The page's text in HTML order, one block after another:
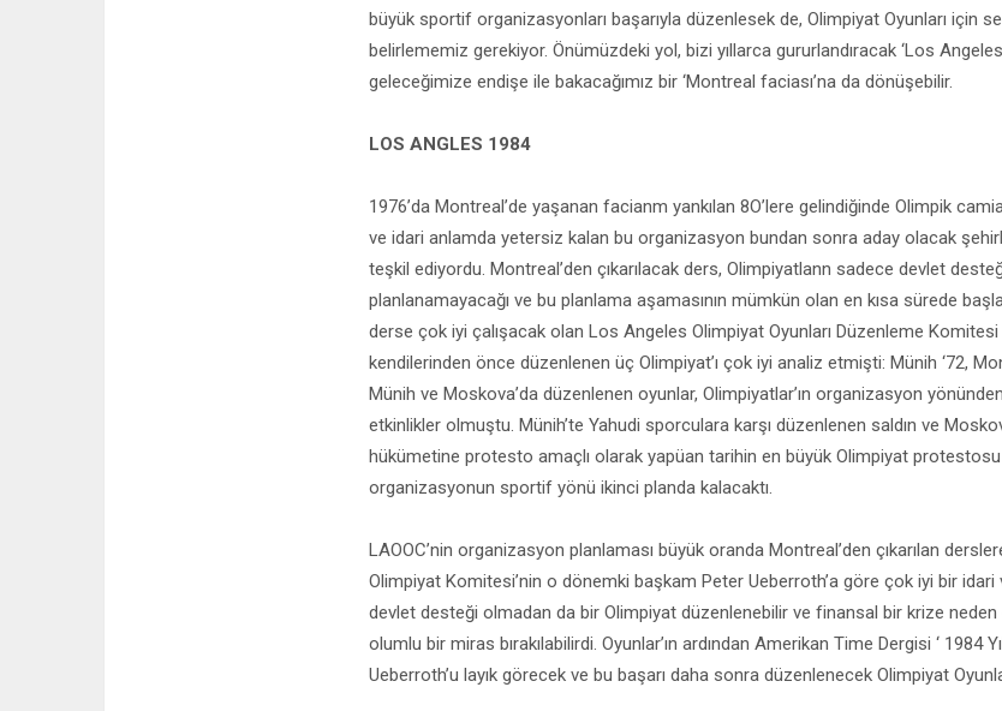
büyük sportif organizasyonları başarıyla düzenlesek de, Olimpiyat Oyunları için
belirlememiz gerekiyor. Önümüzdeki yol, bizi yıllarca gururlandıracak ‘Los
geleceğimize endişe ile bakacağımız bir ‘Montreal faciası’na da dönüşebilir.
LOS ANGLES 1984
1976’da Montreal’de yaşanan facianm yankılan 8O’lere gelindiğinde Olimpik
ve idari anlamda yetersiz kalan bu organizasyon bundan sonra aday olacak
teşkil ediyordu. Montreal’den çıkarılacak ders, Olimpiyatlann sadece devlet
planlanamayacağı ve bu planlama aşamasının mümkün olan en kısa sürede
derse çok iyi çalışacak olan Los Angeles Olimpiyat Oyunları Düzenleme
kendilerinden önce düzenlenen üç Olimpiyat’ı çok iyi analiz etmişti: Münih ‘72,
Münih ve Moskova’da düzenlenen oyunlar, Olimpiyatlar’ın organizasyon
etkinlikler olmuştu. Münih’te Yahudi sporculara karşı düzenlenen saldın ve
hükümetine protesto amaçlı olarak yapüan tarihin en büyük Olimpiyat
organizasyonun sportif yönü ikinci planda kalacaktı.
LAOOC’nin organizasyon planlaması büyük oranda Montreal’den çıkarılan
Olimpiyat Komitesi’nin o dönemki başkam Peter Ueberroth’a göre çok iyi bir
devlet desteği olmadan da bir Olimpiyat düzenlenebilir ve finansal bir krize
olumlu bir miras bırakılabilirdi. Oyunlar’ın ardından Amerikan Time Dergisi ‘ 1984
Ueberroth’u layık görecek ve bu başarı daha sonra düzenlenecek Olimpiyat